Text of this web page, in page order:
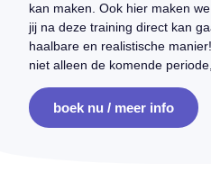
kan maken. Ook hier maken
jij na deze training direct kan
haalbare en realistische
niet alleen de komende
boek nu / meer info